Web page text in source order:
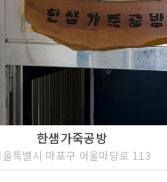
한샘가죽공방
특별시 마포구 어울마당로 113